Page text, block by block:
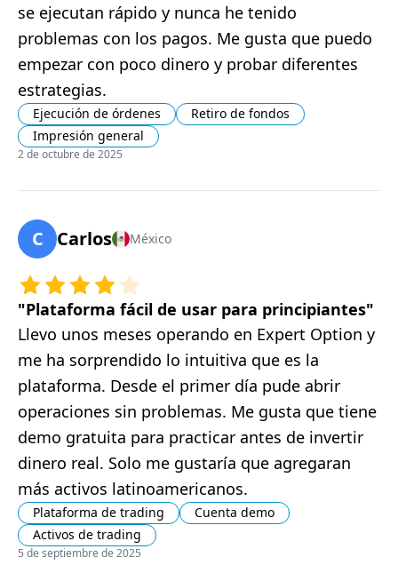
se ejecutan rápido y nunca he tenido
problemas con los pagos. Me gusta que puedo
empezar con poco dinero y probar diferentes
estrategias.
Ejecución de órdenes
Retiro de fondos
Impresión general
2 de octubre de 2025
C Carlos México
" Plataforma fácil de usar para principiantes"
Llevo unos meses operando en Expert Option y
me ha sorprendido lo intuitiva que es la
plataforma. Desde el primer día pude abrir
operaciones sin problemas. Me gusta que tiene
demo gratuita para practicar antes de invertir
dinero real. Solo me gustaría que agregaran
más activos latinoamericanos.
Plataforma de trading
Cuenta demo
Activos de trading
5 de septiembre de 2025